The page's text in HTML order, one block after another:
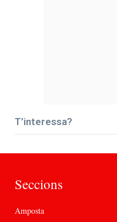
T’interessa?
Seccions
Amposta